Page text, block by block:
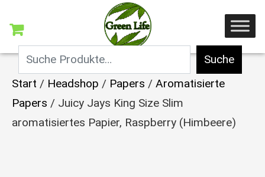
Suche
Start / Headshop / Papers / Aromatisierte
Papers / Juicy Jays King Size Slim
aromatisiertes Papier, Raspberry (Himbeere)